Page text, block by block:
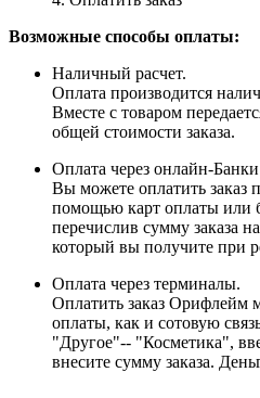
Возможные способы оплаты:
Наличный расчет.
Оплата производится
Вместе с товаром
общей стоимости заказа.
Оплата через онлайн-
Вы можете оплатить заказ
помощью карт оплаты или
перечислив сумму заказа
который вы получите при
Оплата через терминалы.
Оплатить заказ Орифлейм
оплаты, как и сотовую
"Другое"-- "Косметика",
внесите сумму заказа.